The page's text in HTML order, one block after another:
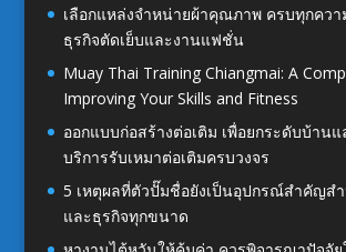
เลือกแหล่งจำหน่ายผ้าคุณภาพ ครบทุกควา
ธุรกิจตัดเย็บและงานแฟชั่น
Muay Thai Training Chiangmai: A
Improving Your Skills and Fitness
ออกแบบก่อสร้างต่อเติม เพื่อยกระดับบ้าน
บริการรับเหมาต่อเติมครบวงจร
5 เหตุผลที่ตัวปั๊มชื่อยังเป็นอุปกรณ์สำคัญส
และธุรกิจทุกขนาด